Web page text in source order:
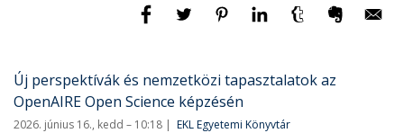
Új perspektívák és nemzetközi tapasztalatok az
OpenAIRE Open Science képzésén
2026. június 16., kedd – 10:18 EKL Egyetemi Könyvtár